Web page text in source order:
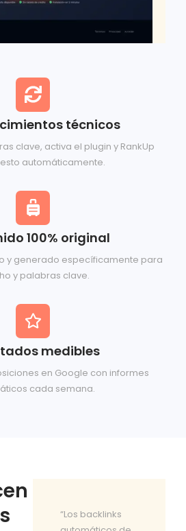
técnicos
clave, activa el plugin y RankUp
automáticamente.
100% original
y generado específicamente para
y palabras clave.
medibles
en Google con informes
cada semana.
“Los backlinks